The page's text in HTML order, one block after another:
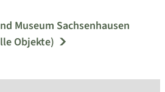
Museum Sachsenhausen
Objekte)